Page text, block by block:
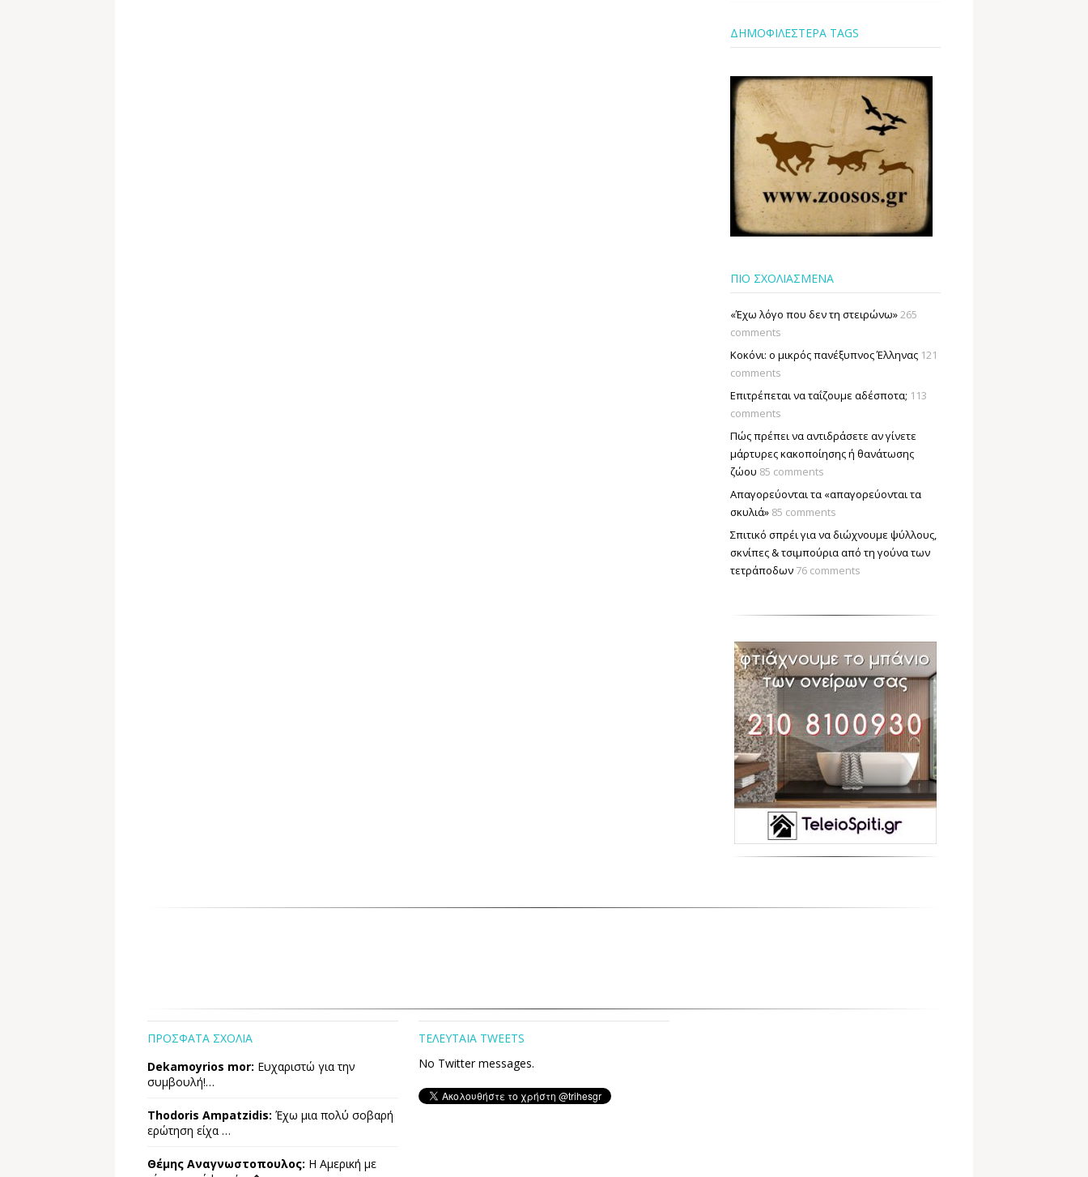
ΔΗΜΟΦΙΛΕΣΤΕΡΑ TAGS
ΠΙΟ ΣΧΟΛΙΑΣΜΕΝΑ
«Έχω λόγο που δεν τη στειρώνω»265
comments
Κοκόνι: ο μικρός πανέξυπνος Έλληνας 121
comments
Επιτρέπεται να ταΐζουµε αδέσποτα; 113
comments
Πώς πρέπει να αντιδράσετε αν γίνετε
μάρτυρες κακοποίησης ή θανάτωσης
ζώου 85 comments
Απαγορεύονται τα «απαγορεύονται τα
σκυλιά» 85 comments
Σπιτικό σπρέι για να διώχνουμε ψύλλους,
σκνίπες & τσιμπούρια από τη γούνα των
τετράποδων 76 comments
ΠΡΟΣΦΑΤΑ ΣΧΟΛΙΑ
Dekamoyrios mor: Ευχαριστώ για την
συμβουλή!…
Thodoris Ampatzidis: Έχω μια πολύ σοβαρή
ερώτηση είχα …
Θέμης Αναγνωστοπουλος: Η Αμερική με
ΤΕΛΕΥΤΑΙΑ TWEETS
No Twitter messages.